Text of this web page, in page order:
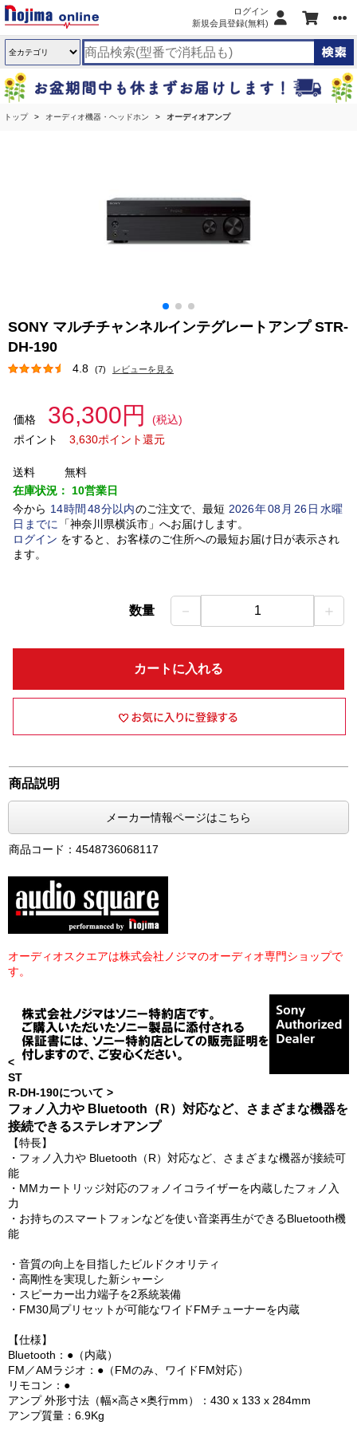
ログイン
新規会員登録(無料)
トップ オーディオ機器・ヘッドホン オーディオアンプ
SONY マルチチャンネルインテグレートアンプ STR-
DH-190
4.8 (7) レビューを見る
価格 36,300円
(税込)
ポイント
3,630ポイント還元
送料
無料
在庫状況： 10営業日
今から 14時間 48分以内のご注文で、最短 2026年08 月 26日水曜
日 までに 「神奈川県横浜市」 へお届けします。
ログイン をすると、お客様のご住所への最短お届け日が表示され
ます。
数量 － 1 ＋
カートに入れる
商品説明
メーカー情報ページはこちら
商品コード：4548736068117
オーディオスクエアは株式会社ノジマのオーディオ専門ショップで
す。
<
ST
R-DH-190について >
フォノ入力や Bluetooth（R）対応など、さまざまな機器を
接続できるステレオアンプ
【特長】
・フォノ入力や Bluetooth（R）対応など、さまざまな機器が接続可
能
・MMカートリッジ対応のフォノイコライザーを内蔵したフォノ入
力
・お持ちのスマートフォンなどを使い音楽再生ができるBluetooth機
能
・音質の向上を目指したビルドクオリティ
・高剛性を実現した新シャーシ
・スピーカー出力端子を2系統装備
・FM30局プリセットが可能なワイドFMチューナーを内蔵
【仕様】
Bluetooth：●（内蔵）
FM／AMラジオ：●（FMのみ、ワイドFM対応）
リモコン：●
アンプ 外形寸法（幅×高さ×奥行mm）：430 x 133 x 284mm
アンプ質量：6.9Kg